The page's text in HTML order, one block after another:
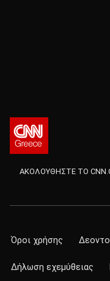
ΑΚΟΛΟΥΘΗΣΤΕ ΤΟ
Όροι χρήσης
Δήλωση εχεμύθειας